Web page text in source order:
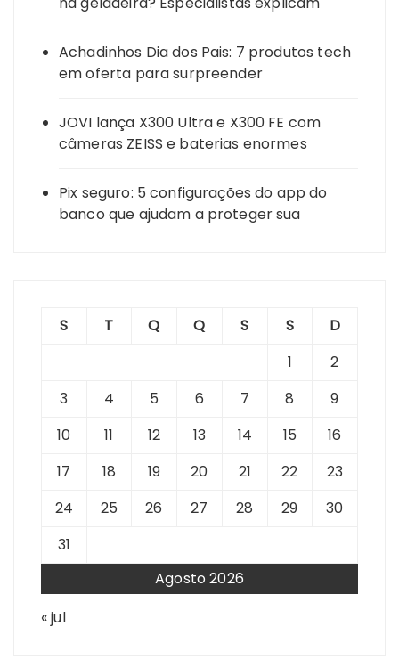
Achadinhos Dia dos Pais: 7 produtos tech
em oferta para surpreender
JOVI lança X300 Ultra e X300 FE com
câmeras ZEISS e baterias enormes
Pix seguro: 5 configurações do app do
banco que ajudam a proteger sua
Agosto 2026
S T Q Q S S
D
1
2
3
4 5 6 7 8
9
10
11 12 13 14 15
16
17
18 19 20 21 22
23
24
25 26 27 28 29
30
31
« jul